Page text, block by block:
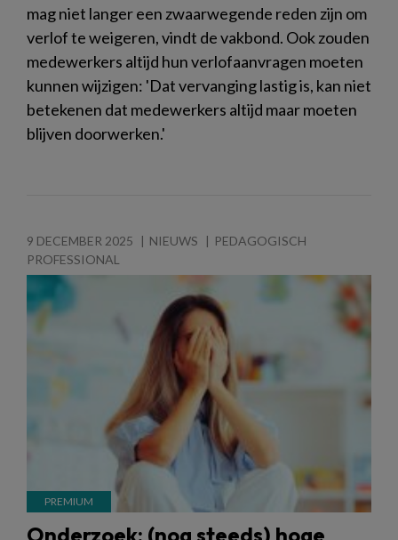
mag niet langer een zwaarwegende reden zijn om
verlof te weigeren, vindt de vakbond. Ook zouden
medewerkers altijd hun verlofaanvragen moeten
kunnen wijzigen: 'Dat vervanging lastig is, kan niet
betekenen dat medewerkers altijd maar moeten
blijven doorwerken.'
9 DECEMBER 2025 NIEUWS
PEDAGOGISCH
PROFESSIONAL
Onderzoek: (nog steeds) hoge